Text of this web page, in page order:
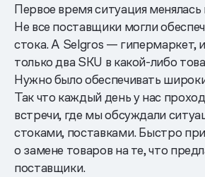
Первое время ситуация
Не все поставщики могли
стока. А Selgros — гипермаркет,
только два SKU в какой-либо
Нужно было обеспечивать
Так что каждый день у нас
встречи, где мы обсуждали
стоками, поставками. Быстро
о замене товаров на те, что
поставщики.